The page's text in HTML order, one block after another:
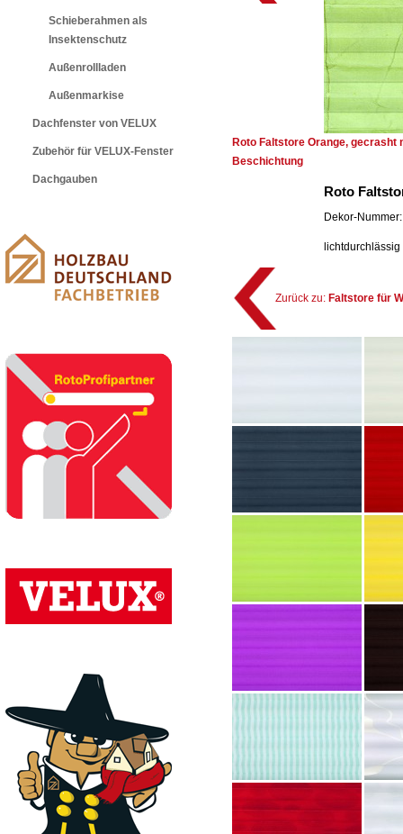
Schieberahmen als
Insektenschutz
Außenrollladen
Außenmarkise
Dachfenster von VELUX
Zubehör für VELUX-Fenster
Dachgauben
Roto Faltstore Orange, gecrasht
Beschichtung
Roto
Dekor-
lichtdurchlässig
Zurück zu: Faltstore für